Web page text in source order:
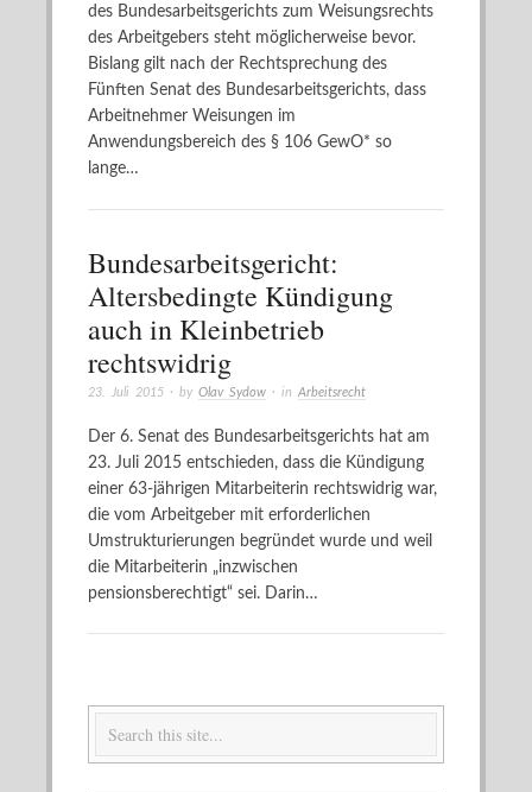
des Bundesarbeitsgerichts zum Weisungsrechts
des Arbeitgebers steht möglicherweise bevor.
Bislang gilt nach der Rechtsprechung des
Fünften Senat des Bundesarbeitsgerichts, dass
Arbeitnehmer Weisungen im
Anwendungsbereich des § 106 GewO* so
lange…
Bundesarbeitsgericht:
Altersbedingte Kündigung
auch in Kleinbetrieb
rechtswidrig
23. Juli 2015 · by Olav Sydow · in Arbeitsrecht
Der 6. Senat des Bundesarbeitsgerichts hat am
23. Juli 2015 entschieden, dass die Kündigung
einer 63-jährigen Mitarbeiterin rechtswidrig war,
die vom Arbeitgeber mit erforderlichen
Umstrukturierungen begründet wurde und weil
die Mitarbeiterin „inzwischen
pensionsberechtigt“ sei. Darin…